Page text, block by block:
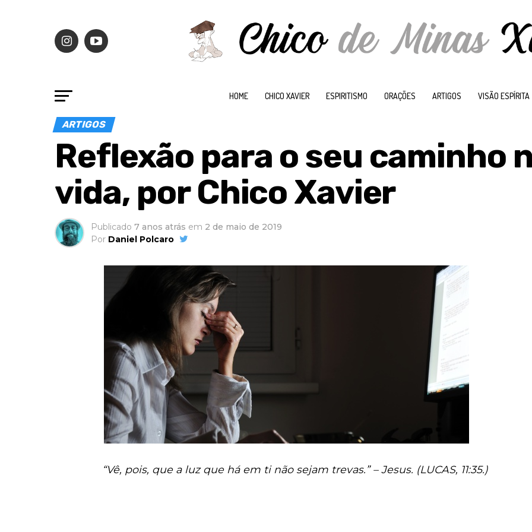
HOME CHICO XAVIER ESPIRITISMO ORAÇÕES ARTIGOS VISÃO ESPÍRITA
ARTIGOS
Reflexão para o seu caminho
vida, por Chico Xavier
Publicado 7 anos atrás em 2 de maio de 2019
Por Daniel Polcaro
“Vê, pois, que a luz que há em ti não sejam trevas.” – Jesus. (LUCAS, 11:35.)